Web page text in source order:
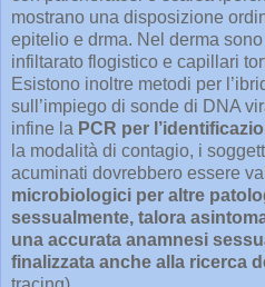
mostrano una disposizione
epitelio e drma. Nel derma
infiltarato flogistico e capillari
Esistono inoltre metodi per
sull’impiego di sonde di DNA
infine la PCR per
la modalità di contagio, i
acuminati dovrebbero essere
microbiologici per altre
sessualmente, talora
una accurata anamnesi
finalizzata anche alla ricerca